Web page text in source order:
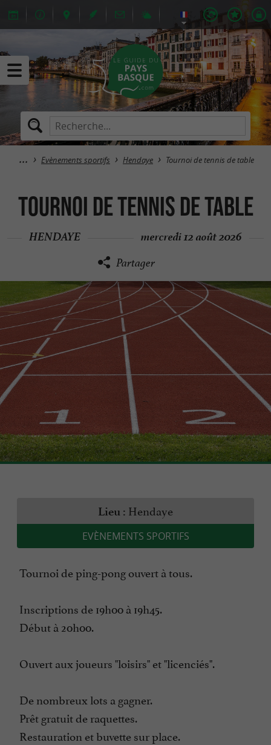
Evènements sportifs Hendaye Tournoi de tennis de table
Tournoi de tennis de table
HENDAYE mercredi 12 août 2026
Partager
Lieu : Hendaye
EVÈNEMENTS SPORTIFS
Tournoi de ping-pong ouvert à tous.
Inscriptions de 19h00 à 19h45.
Début à 20h00.
Ouvert aux joueurs "loisirs" et "licenciés".
De nombreux lots a gagner.
Prêt gratuit de raquettes.
Restauration et buvette sur place.